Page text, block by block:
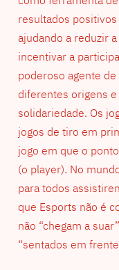
resultados
ajudando a reduzir
incentivar a
poderoso agente
diferentes origens
solidariedade. Os
jogos de tiro em
jogo em que o
(o player). No
para todos
que Esports não é
não “chegam a
“sentados em